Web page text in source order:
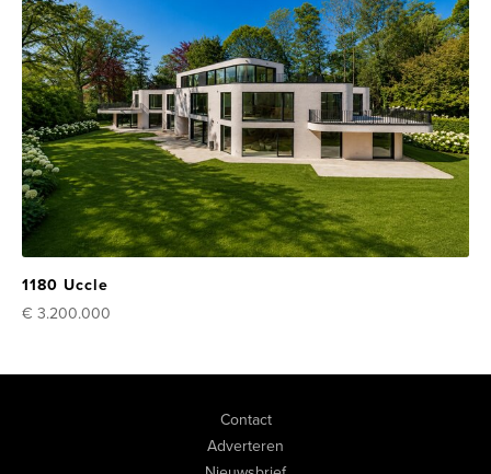
1180 Uccle
€ 3.200.000
Contact
Adverteren